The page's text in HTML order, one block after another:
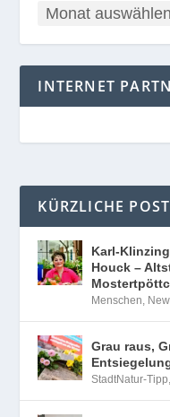
INTERNET
KÜRZLICHE
Karl-
Houck –
Menschen,
Grau raus,
StadtNatur-Tipp,